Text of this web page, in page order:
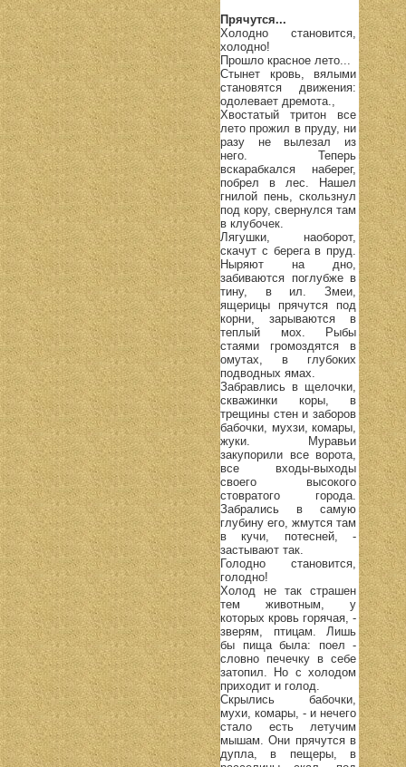
Прячутся...
Холодно становится,
холодно!
Прошло красное лето...
Стынет кровь, вялыми
становятся движения:
одолевает дремота.,
Хвостатый тритон все
лето прожил в пруду, ни
разу не вылезал из
него. Теперь
вскарабкался наберег,
побрел в лес. Нашел
гнилой пень, скользнул
под кору, свернулся там
в клубочек.
Лягушки, наоборот,
скачут с берега в пруд.
Ныряют на дно,
забиваются поглубже в
тину, в ил. Змеи,
ящерицы прячутся под
корни, зарываются в
теплый мох. Рыбы
стаями громоздятся в
омутах, в глубоких
подводных ямах.
Забравлись в щелочки,
скважинки коры, в
трещины стен и заборов
бабочки, мухзи, комары,
жуки. Муравьи
закупорили все ворота,
все входы-выходы
своего высокого
стовратого города.
Забрались в самую
глубину его, жмутся там
в кучи, потесней, -
застывают так.
Голодно становится,
голодно!
Холод не так страшен
тем животным, у
которых кровь горячая, -
зверям, птицам. Лишь
бы пища была: поел -
словно печечку в себе
затопил. Но с холодом
приходит и голод.
Скрылись бабочки,
мухи, комары, - и нечего
стало есть летучим
мышам. Они прячутся в
дупла, в пещеры, в